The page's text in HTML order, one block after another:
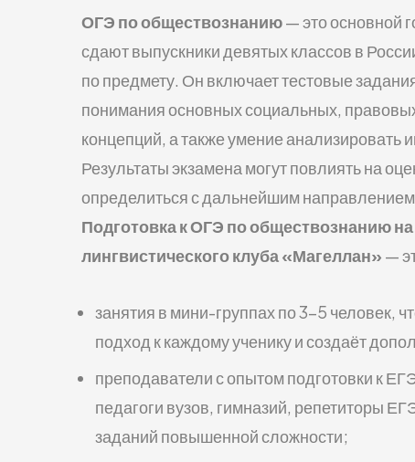
ОГЭ по обществознанию— это основной
сдают выпускники девятых классов в
по предмету. Он включает тестовые
понимания основных социальных,
концепций, а также умение
Результаты экзамена могут повлиять на
определиться с дальнейшим
Подготовка к ОГЭ по обществознанию
лингвистического клуба «Магеллан» —
занятия в мини-группах по 3–5 человек,
подход к каждому ученику и создаёт
преподаватели с опытом подготовки к
педагоги вузов, гимназий, репетиторы
заданий повышенной сложности;